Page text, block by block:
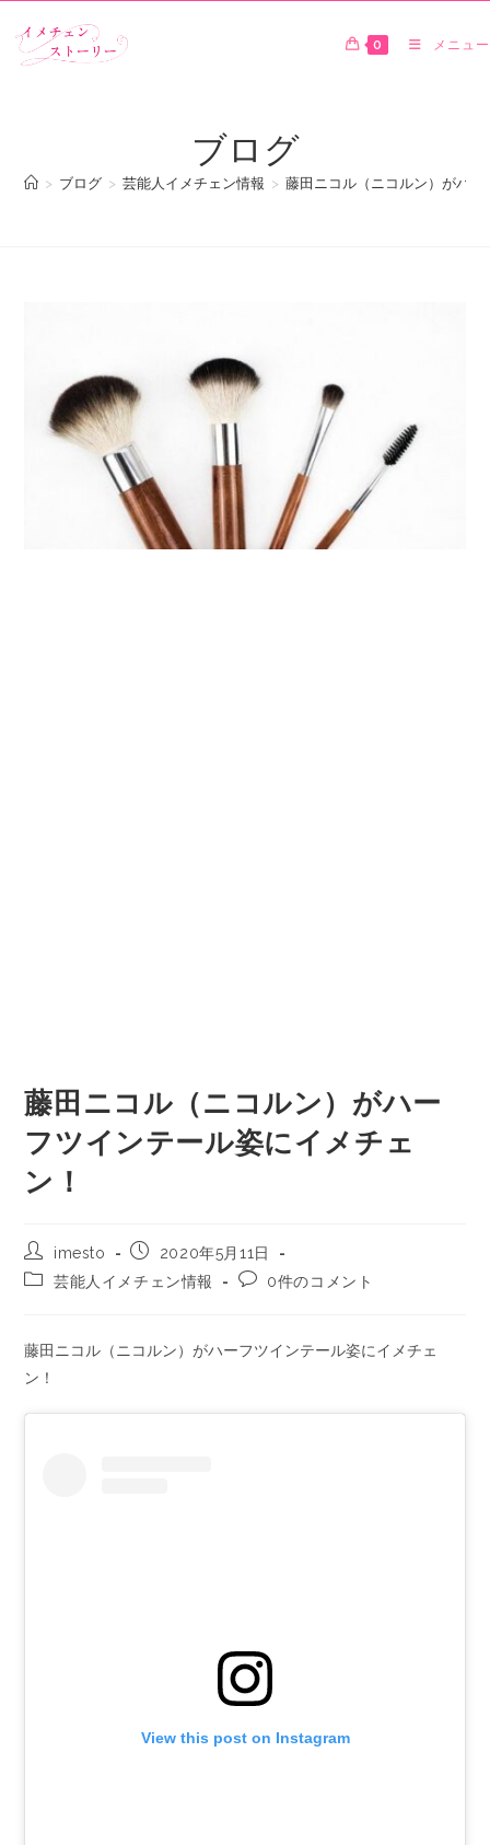
0 メニュー
ブログ
> ブログ > 芸能人イメチェン情報 > 藤田ニコル（ニコルン）がハ
藤田ニコル（ニコルン）がハー
フツインテール姿にイメチェ
ン！
imesto
2020年5月11日
芸能人イメチェン情報
0件のコメント
藤田ニコル（ニコルン）がハーフツインテール姿にイメチェ
ン！
View this post on Instagram